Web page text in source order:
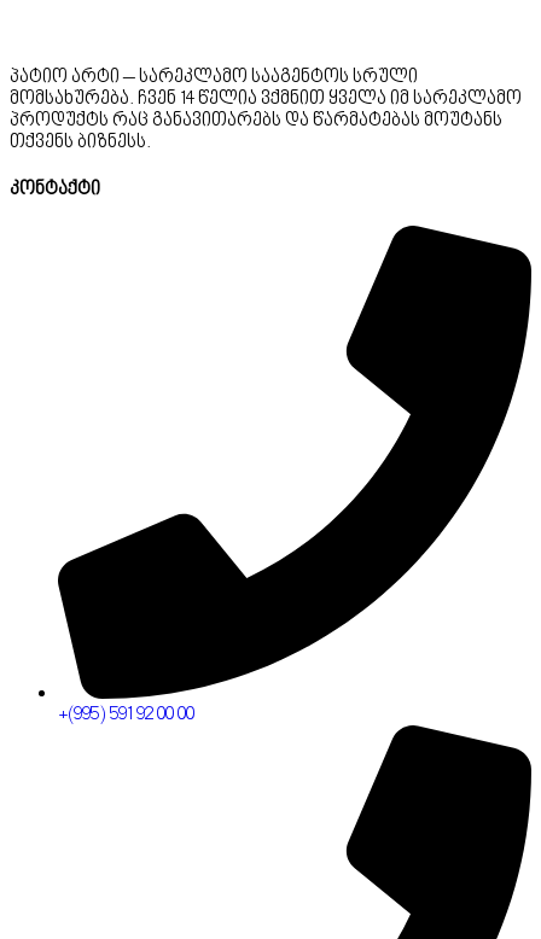
პატიო არტი – სარეკლამო სააგენტოს სრული
მომსახურება. ჩვენ 14 წელია ვქმნით ყველა იმ სარეკლამო
პროდუქტს რაც განავითარებს და წარმატებას მოუტანს
თქვენს ბიზნესს.
კონტაქტი
+(995) 591 92 00 00